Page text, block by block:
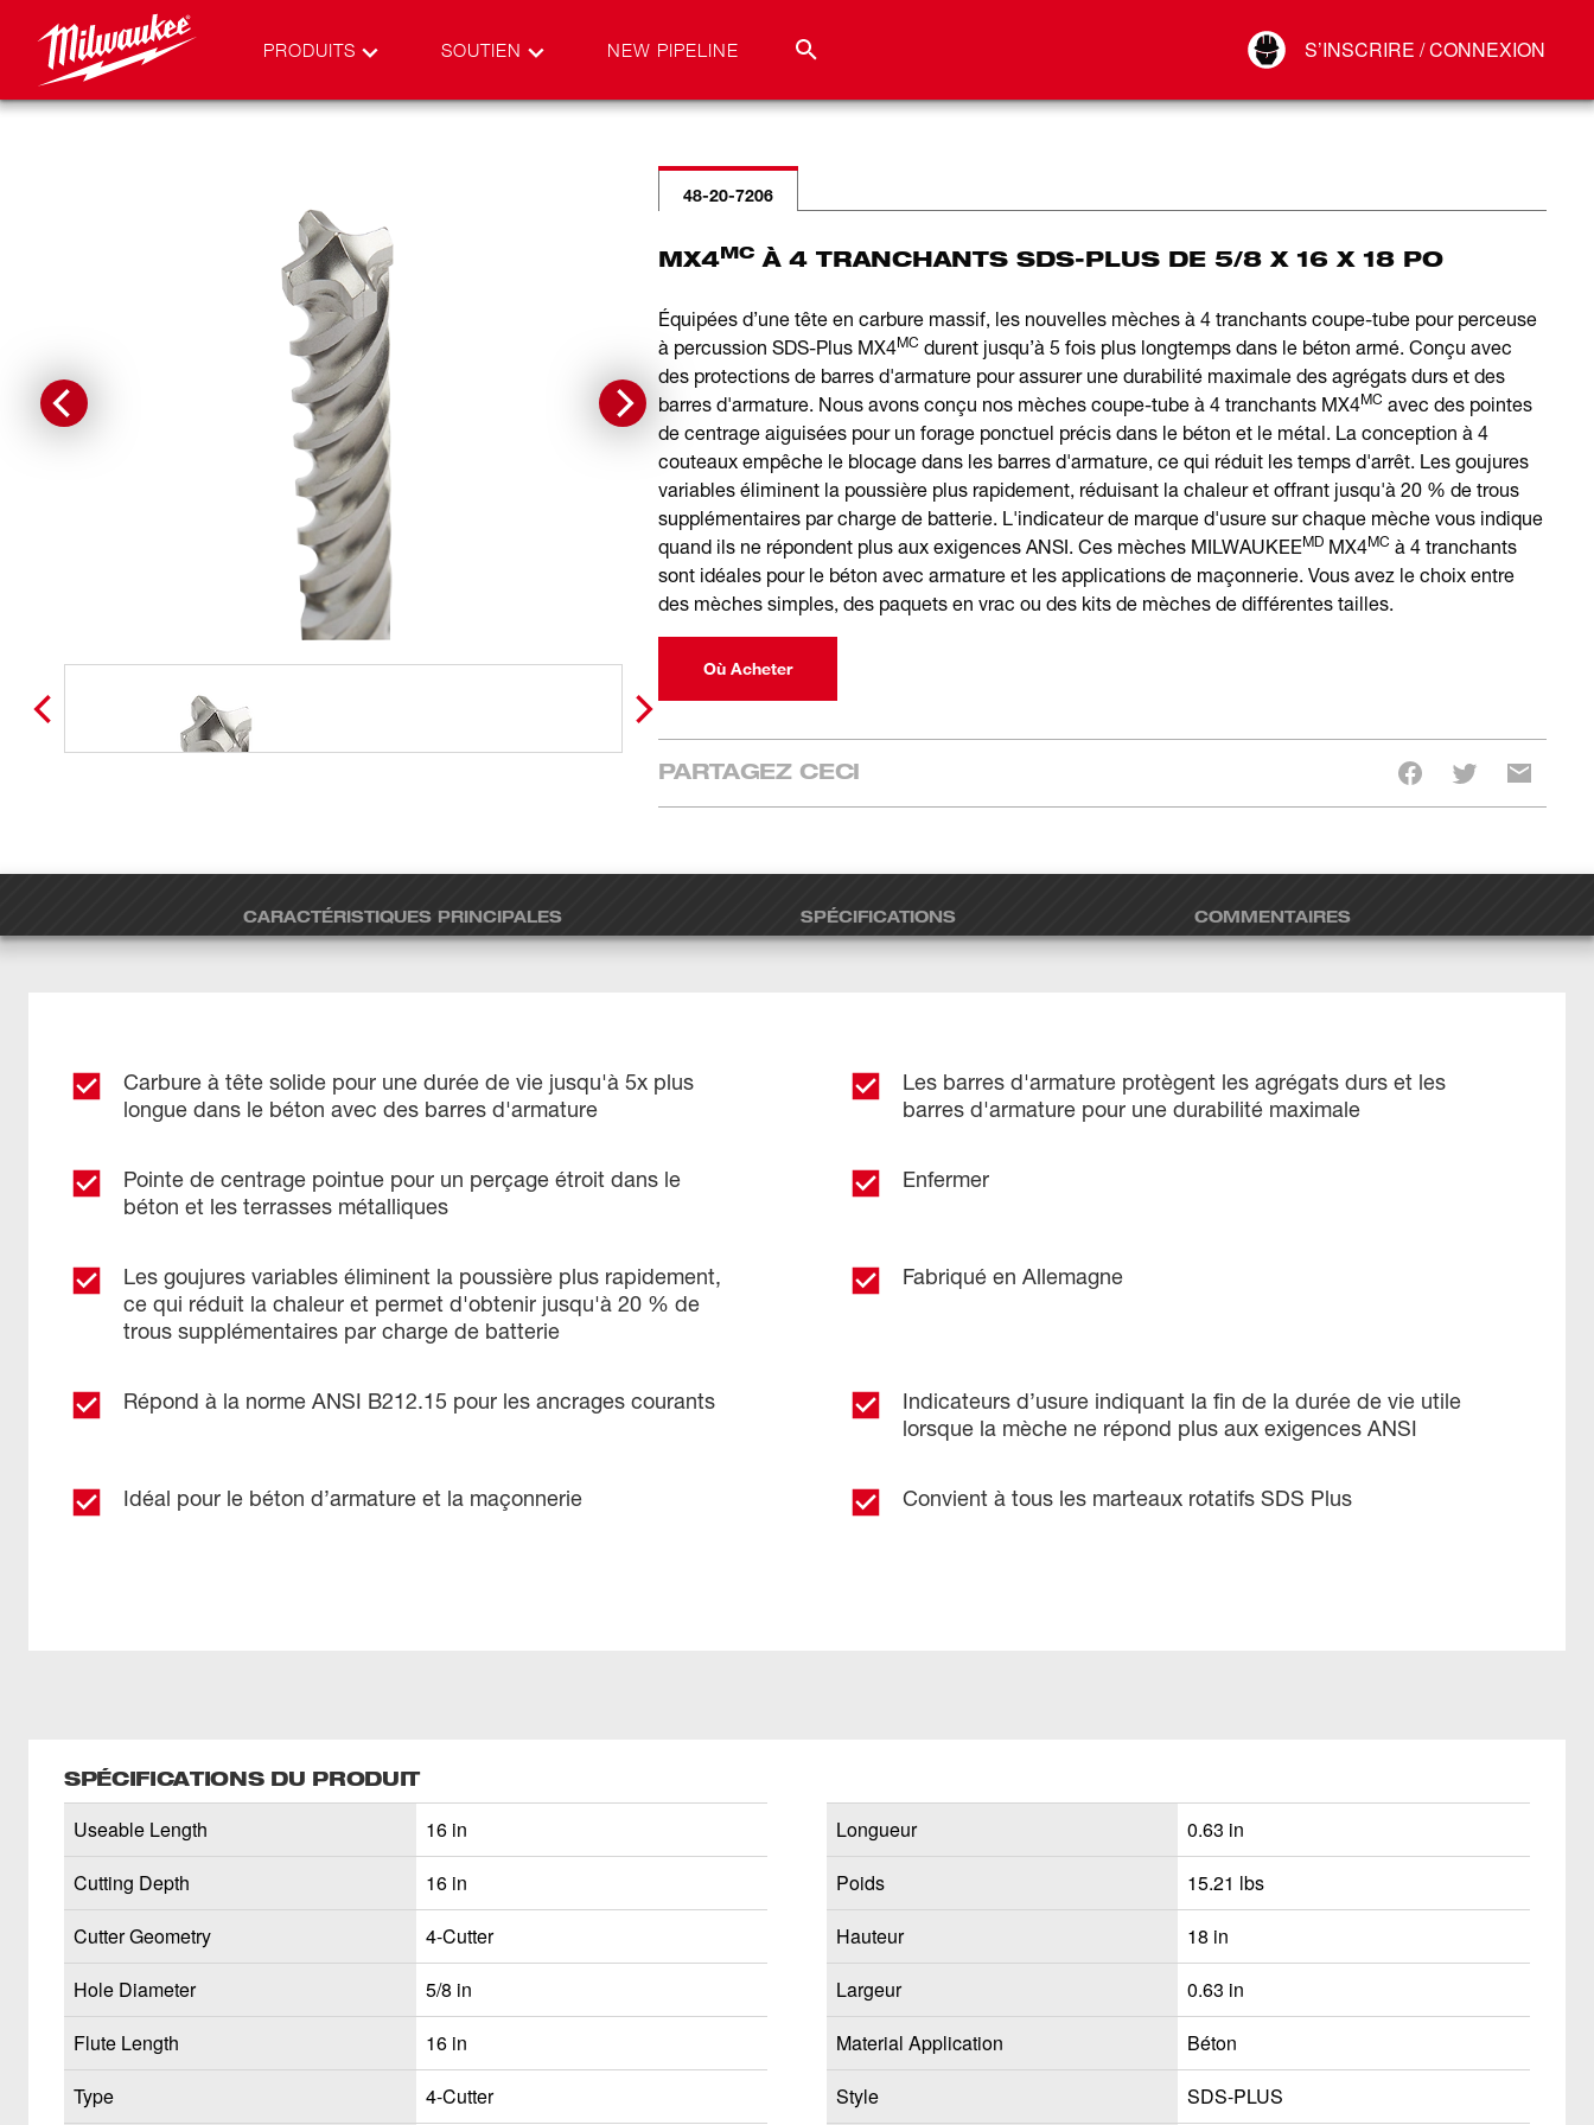
PRODUITS SOUTIEN NEW PIPELINE S’INSCRIRE / CONNEXION
Connect
48-20-7206
MX4MCÀ 4 TRANCHANTS SDS-PLUS DE 5/8 X 16 X 18 PO
Équipées d’une tête en carbure massif, les nouvelles mèches à 4 tranchants coupe-tube pour perceuse
à percussion SDS-Plus MX4MC durent jusqu’à 5 fois plus longtemps dans le béton armé. Conçu avec
des protections de barres d'armature pour assurer une durabilité maximale des agrégats durs et des
barres d'armature. Nous avons conçu nos mèches coupe-tube à 4 tranchants MX4MC avec des pointes
de centrage aiguisées pour un forage ponctuel précis dans le béton et le métal. La conception à 4
couteaux empêche le blocage dans les barres d'armature, ce qui réduit les temps d'arrêt. Les goujures
variables éliminent la poussière plus rapidement, réduisant la chaleur et offrant jusqu'à 20 % de trous
supplémentaires par charge de batterie. L'indicateur de marque d'usure sur chaque mèche vous indique
quand ils ne répondent plus aux exigences ANSI. Ces mèches MILWAUKEEMDMX4MC à 4 tranchants
sont idéales pour le béton avec armature et les applications de maçonnerie. Vous avez le choix entre
des mèches simples, des paquets en vrac ou des kits de mèches de différentes tailles.
Où Acheter
PARTAGEZ CECI
CARACTÉRISTIQUES PRINCIPALES SPÉCIFICATIONS COMMENTAIRES
Carbure à tête solide pour une durée de vie jusqu'à 5x plus
longue dans le béton avec des barres d'armature
Les barres d'armature protègent les agrégats durs et les
barres d'armature pour une durabilité maximale
Pointe de centrage pointue pour un perçage étroit dans le
béton et les terrasses métalliques
Enfermer
Les goujures variables éliminent la poussière plus rapidement,
ce qui réduit la chaleur et permet d'obtenir jusqu'à 20 % de
trous supplémentaires par charge de batterie
Fabriqué en Allemagne
Répond à la norme ANSI B212.15 pour les ancrages courants
Indicateurs d’usure indiquant la fin de la durée de vie utile
lorsque la mèche ne répond plus aux exigences ANSI
Idéal pour le béton d’armature et la maçonnerie Convient à tous les marteaux rotatifs SDS Plus
SPÉCIFICATIONS DU PRODUIT
Useable Length
16 in
Cutting Depth
16 in
Cutter Geometry
4-Cutter
Hole Diameter
5/8 in
Flute Length
16 in
Type
4-Cutter
Longueur
0.63 in
Poids
15.21 lbs
Hauteur
18 in
Largeur
0.63 in
Material Application
Béton
Style
SDS-PLUS